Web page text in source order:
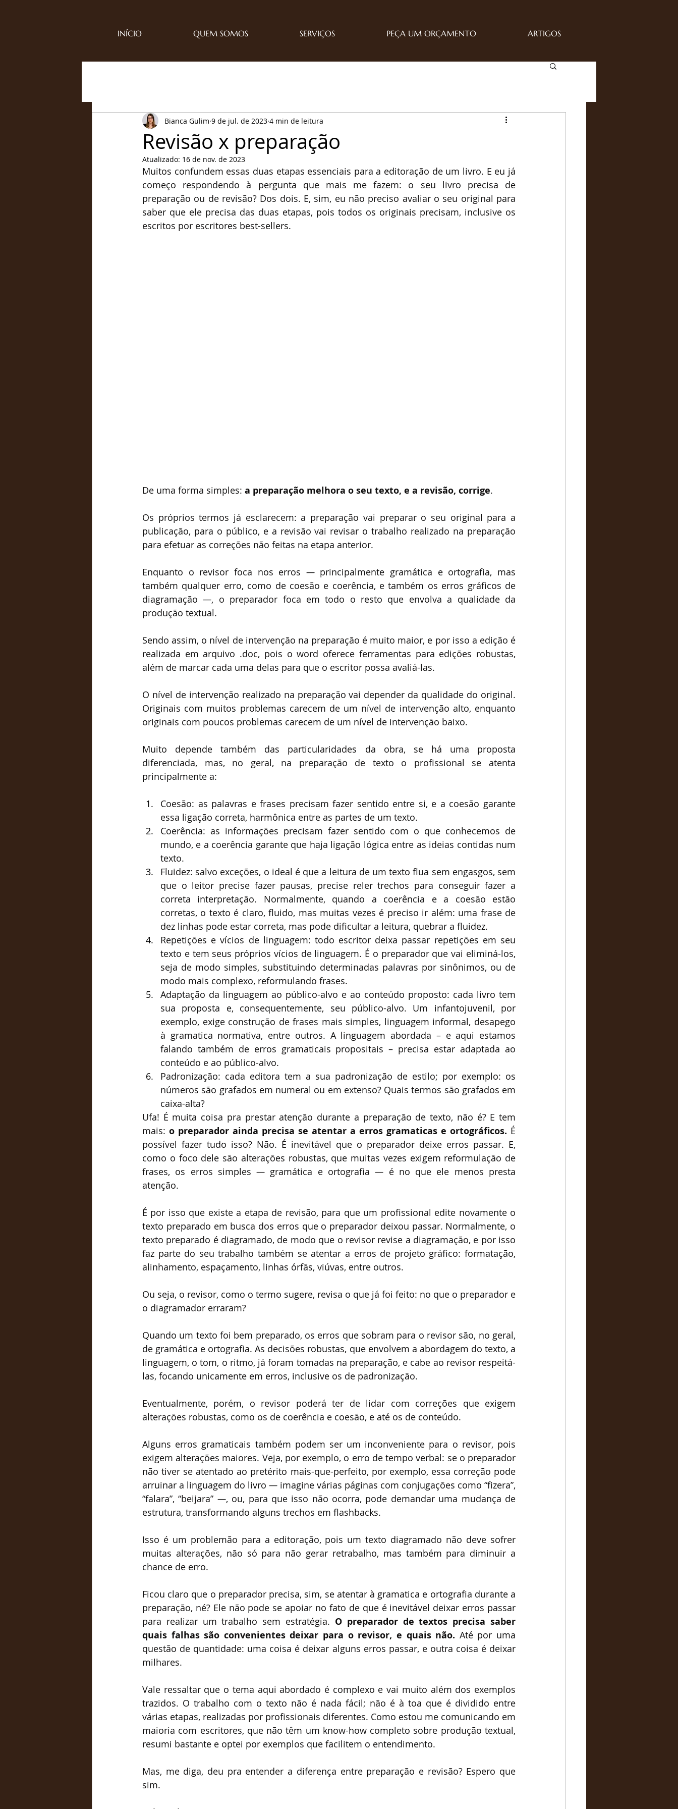
INÍCIO QUEM SOMOS SERVIÇOS PEÇA UM ORÇAMENTO ARTIGOS
Revisão x preparação
Bianca Gulim 9 de jul. de 2023 4 min de leitura
Atualizado: 16 de nov. de 2023
Muitos confundem essas duas etapas essenciais para a editoração de um livro. E eu já
começo respondendo à pergunta que mais me fazem: o seu livro precisa de
preparação ou de revisão? Dos dois. E, sim, eu não preciso avaliar o seu original para
saber que ele precisa das duas etapas, pois todos os originais precisam, inclusive os
escritos por escritores best-sellers.
De uma forma simples: a preparação melhora o seu texto, e a revisão, corrige.
Os próprios termos já esclarecem: a preparação vai preparar o seu original para a
publicação, para o público, e a revisão vai revisar o trabalho realizado na preparação
para efetuar as correções não feitas na etapa anterior.
Enquanto o revisor foca nos erros — principalmente gramática e ortografia, mas
também qualquer erro, como de coesão e coerência, e também os erros gráficos de
diagramação —, o preparador foca em todo o resto que envolva a qualidade da
produção textual.
Sendo assim, o nível de intervenção na preparação é muito maior, e por isso a edição é
realizada em arquivo .doc, pois o word oferece ferramentas para edições robustas,
além de marcar cada uma delas para que o escritor possa avaliá-las.
O nível de intervenção realizado na preparação vai depender da qualidade do original.
Originais com muitos problemas carecem de um nível de intervenção alto, enquanto
originais com poucos problemas carecem de um nível de intervenção baixo.
Muito depende também das particularidades da obra, se há uma proposta
diferenciada, mas, no geral, na preparação de texto o profissional se atenta
principalmente a:
Coesão: as palavras e frases precisam fazer sentido entre si, e a coesão garante
essa ligação correta, harmônica entre as partes de um texto.
Coerência: as informações precisam fazer sentido com o que conhecemos de
mundo, e a coerência garante que haja ligação lógica entre as ideias contidas num
texto.
Fluidez: salvo exceções, o ideal é que a leitura de um texto flua sem engasgos, sem
que o leitor precise fazer pausas, precise reler trechos para conseguir fazer a
correta interpretação. Normalmente, quando a coerência e a coesão estão
corretas, o texto é claro, fluido, mas muitas vezes é preciso ir além: uma frase de
dez linhas pode estar correta, mas pode dificultar a leitura, quebrar a fluidez.
Repetições e vícios de linguagem: todo escritor deixa passar repetições em seu
texto e tem seus próprios vícios de linguagem. É o preparador que vai eliminá-los,
seja de modo simples, substituindo determinadas palavras por sinônimos, ou de
modo mais complexo, reformulando frases.
Adaptação da linguagem ao público-alvo e ao conteúdo proposto: cada livro tem
sua proposta e, consequentemente, seu público-alvo. Um infantojuvenil, por
exemplo, exige construção de frases mais simples, linguagem informal, desapego
à gramatica normativa, entre outros. A linguagem abordada – e aqui estamos
falando também de erros gramaticais propositais – precisa estar adaptada ao
conteúdo e ao público-alvo.
Padronização: cada editora tem a sua padronização de estilo; por exemplo: os
números são grafados em numeral ou em extenso? Quais termos são grafados em
caixa-alta?
Ufa! É muita coisa pra prestar atenção durante a preparação de texto, não é? E tem
mais: o preparador ainda precisa se atentar a erros gramaticas e ortográficos. É
possível fazer tudo isso? Não. É inevitável que o preparador deixe erros passar. E,
como o foco dele são alterações robustas, que muitas vezes exigem reformulação de
frases, os erros simples — gramática e ortografia — é no que ele menos presta
atenção.
É por isso que existe a etapa de revisão, para que um profissional edite novamente o
texto preparado em busca dos erros que o preparador deixou passar. Normalmente, o
texto preparado é diagramado, de modo que o revisor revise a diagramação, e por isso
faz parte do seu trabalho também se atentar a erros de projeto gráfico: formatação,
alinhamento, espaçamento, linhas órfãs, viúvas, entre outros.
Ou seja, o revisor, como o termo sugere, revisa o que já foi feito: no que o preparador e
o diagramador erraram?
Quando um texto foi bem preparado, os erros que sobram para o revisor são, no geral,
de gramática e ortografia. As decisões robustas, que envolvem a abordagem do texto, a
linguagem, o tom, o ritmo, já foram tomadas na preparação, e cabe ao revisor respeitá-
las, focando unicamente em erros, inclusive os de padronização.
Eventualmente, porém, o revisor poderá ter de lidar com correções que exigem
alterações robustas, como os de coerência e coesão, e até os de conteúdo.
Alguns erros gramaticais também podem ser um inconveniente para o revisor, pois
exigem alterações maiores. Veja, por exemplo, o erro de tempo verbal: se o preparador
não tiver se atentado ao pretérito mais-que-perfeito, por exemplo, essa correção pode
arruinar a linguagem do livro — imagine várias páginas com conjugações como “fizera”,
“falara”, “beijara” —, ou, para que isso não ocorra, pode demandar uma mudança de
estrutura, transformando alguns trechos em flashbacks.
Isso é um problemão para a editoração, pois um texto diagramado não deve sofrer
muitas alterações, não só para não gerar retrabalho, mas também para diminuir a
chance de erro.
Ficou claro que o preparador precisa, sim, se atentar à gramatica e ortografia durante a
preparação, né? Ele não pode se apoiar no fato de que é inevitável deixar erros passar
para realizar um trabalho sem estratégia. O preparador de textos precisa saber
quais falhas são convenientes deixar para o revisor, e quais não. Até por uma
questão de quantidade: uma coisa é deixar alguns erros passar, e outra coisa é deixar
milhares.
Vale ressaltar que o tema aqui abordado é complexo e vai muito além dos exemplos
trazidos. O trabalho com o texto não é nada fácil; não é à toa que é dividido entre
várias etapas, realizadas por profissionais diferentes. Como estou me comunicando em
maioria com escritores, que não têm um know-how completo sobre produção textual,
resumi bastante e optei por exemplos que facilitem o entendimento.
Mas, me diga, deu pra entender a diferença entre preparação e revisão? Espero que
sim.